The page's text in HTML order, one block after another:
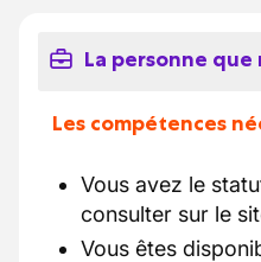
La personne que
Les compétences
Vous avez le
consulter sur le
Vous êtes